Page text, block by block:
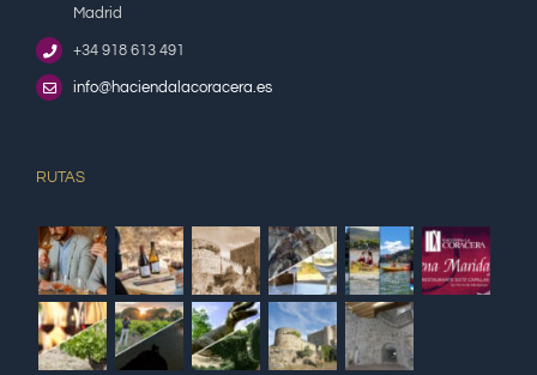
Madrid
+34 918 613 491
info@haciendalacoracera.es
RUTAS